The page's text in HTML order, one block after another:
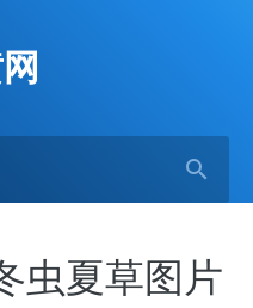
虫夏草图片